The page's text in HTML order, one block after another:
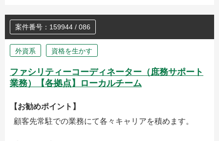
案件番号：159944 / 086
外資系 資格を生かす
ファシリティーコーディネーター（庶務サポート
業務）【各拠点】ローカルチーム
【お勧めポイント】
顧客先常駐での業務にて各々キャリアを積めます。